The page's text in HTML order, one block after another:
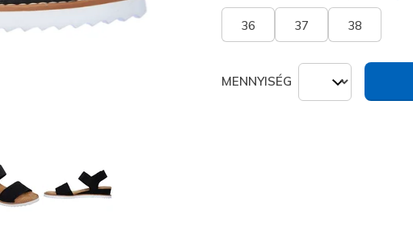
36 37 38
MENNYISÉG